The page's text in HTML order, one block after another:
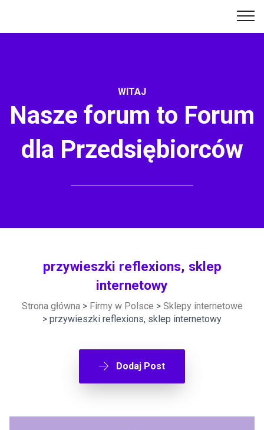
WITAJ
Nasze forum to Forum
dla Przedsiębiorców
przywieszki reflexions, sklep
internetowy
Strona główna> Firmy w Polsce > Sklepy internetowe
> przywieszki reflexions, sklep internetowy
Dodaj Post